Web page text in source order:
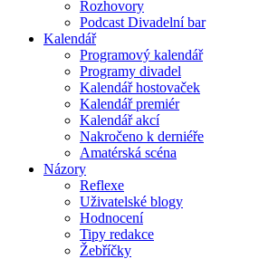
Rozhovory
Podcast Divadelní bar
Kalendář
Programový kalendář
Programy divadel
Kalendář hostovaček
Kalendář premiér
Kalendář akcí
Nakročeno k derniéře
Amatérská scéna
Názory
Reflexe
Uživatelské blogy
Hodnocení
Tipy redakce
Žebříčky